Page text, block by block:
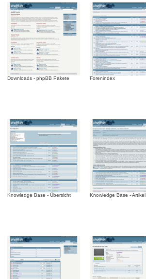
Downloads - phpBB Pakete Forenindex
Knowledge Base - Übersicht Knowledge Base - Artikel